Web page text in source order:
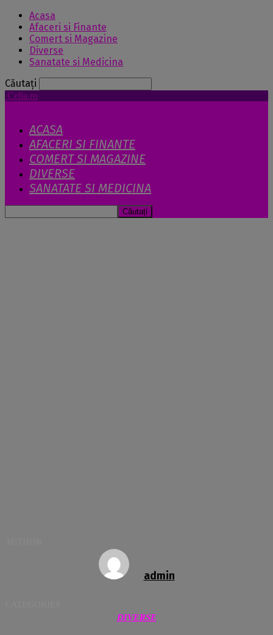
Acasa
Afaceri si Finante
Comert si Magazine
Diverse
Sanatate si Medicina
Căutați
Celia.ro
ACASA
AFACERI SI FINANTE
COMERT SI MAGAZINE
DIVERSE
SANATATE SI MEDICINA
admin
DIVERSE